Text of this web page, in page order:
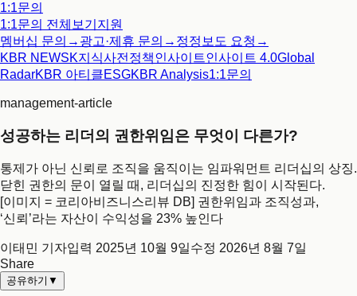
1:1문의
1:1문의 전체보기 지원
멤버십 문의 → 광고·제휴 문의 → 정정보도 요청 →
KBR NEWSK지식사전 정책인사이트인사이트 4.0Global
RadarKBR 아티클ESGKBR Analysis1:1문의
management-article
성공하는 리더의 권한위임은 무엇이 다른가?
통제가 아닌 신뢰로 조직을 움직이는 임파워먼트 리더십의 상징.
닫힌 권한의 문이 열릴 때, 리더십의 진정한 힘이 시작된다.
[이미지 = 코리아비즈니스리뷰 DB] 권한위임과 조직성과,
‘신뢰’라는 자산이 수익성을 23% 높인다
이태민 기자입력 2025년 10월 9일수정 2026년 8월 7일
Share
공유하기 ▼